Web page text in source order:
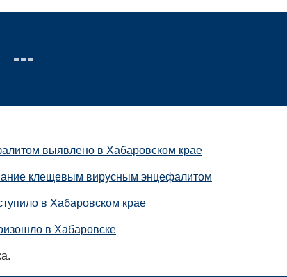
выявлено в Хабаровском крае
клещевым вирусным энцефалитом
в Хабаровском крае
в Хабаровске